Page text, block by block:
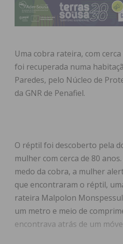
Uma cobra rateira, com
foi recuperada numa
Paredes, pelo Núcleo de
da GNR de Penafiel.
O réptil foi descoberto pela
mulher com cerca de 80
medo da cobra, a mulher
que encontraram o réptil,
rateira Malpolon
um metro e meio de
encontrava atrás de um